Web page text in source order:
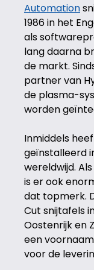
Automation
1986 in het
als
lang daarna
de markt.
partner van
de plasma-
worden
Inmiddels
geïnstalleerd
wereldwijd.
is er ook
dat topmerk.
Cut snijtafels
Oostenrijk en
een
voor de